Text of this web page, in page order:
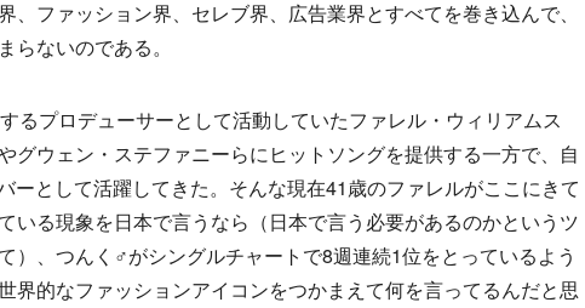
、ファッション界、セレブ界、広告業界とすべてを巻き込んで、
らないのである。
るプロデューサーとして活動していたファレル・ウィリアムス
グウェン・ステファニーらにヒットソングを提供する一方で、自
ーとして活躍してきた。そんな現在41歳のファレルがここにきて
いる現象を日本で言うなら（日本で言う必要があるのかというツ
）、つんく♂がシングルチャートで8週連続1位をとっているよう
界的なファッションアイコンをつかまえて何を言ってるんだと思